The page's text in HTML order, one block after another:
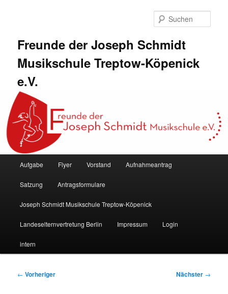
Freunde der Joseph Schmidt
Musikschule Treptow-Köpenick
e.V.
Aufgabe Flyer Vorstand Aufnahmeantrag
Satzung Antragsformulare
Joseph Schmidt Musikschule Treptow-Köpenick
Landeselternvertretung Berlin Impressum Login
intern
Beitragsnavigation
← Vorheriger Nächster →